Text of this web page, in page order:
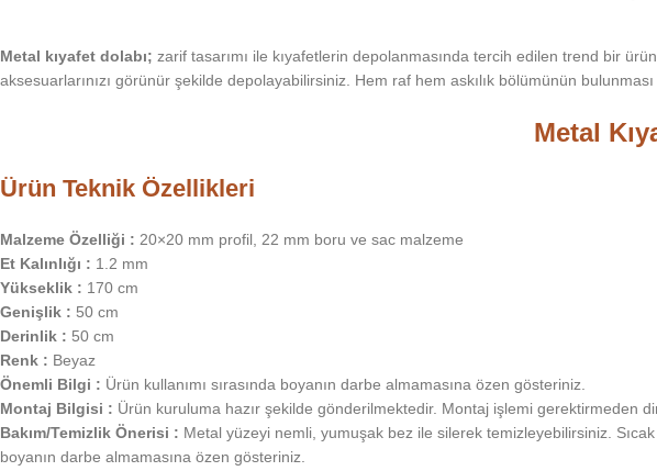
Metal kıyafet dolabı; zarif tasarımı ile kıyafetlerin depolanmasında tercih edilen trend bir
aksesuarlarınızı görünür şekilde depolayabilirsiniz. Hem raf hem askılık bölümünün
Metal
Ürün Teknik Özellikleri
Malzeme Özelliği : 20×20 mm profil, 22 mm boru ve sac malzeme
Et Kalınlığı : 1.2 mm
Yükseklik : 170 cm
Genişlik : 50 cm
Derinlik : 50 cm
Renk : Beyaz
Önemli Bilgi : Ürün kullanımı sırasında boyanın darbe almamasına özen gösteriniz.
Montaj Bilgisi : Ürün kuruluma hazır şekilde gönderilmektedir. Montaj işlemi gerektirmeden
Bakım/Temizlik Önerisi : Metal yüzeyi nemli, yumuşak bez ile silerek temizleyebilirsiniz.
boyanın darbe almamasına özen gösteriniz.